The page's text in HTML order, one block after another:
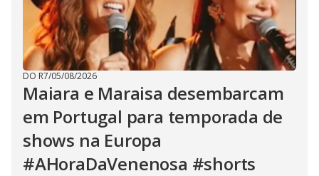
DO R7/05/08/2026
Maiara e Maraisa desembarcam
em Portugal para temporada de
shows na Europa
#AHoraDaVenenosa #shorts